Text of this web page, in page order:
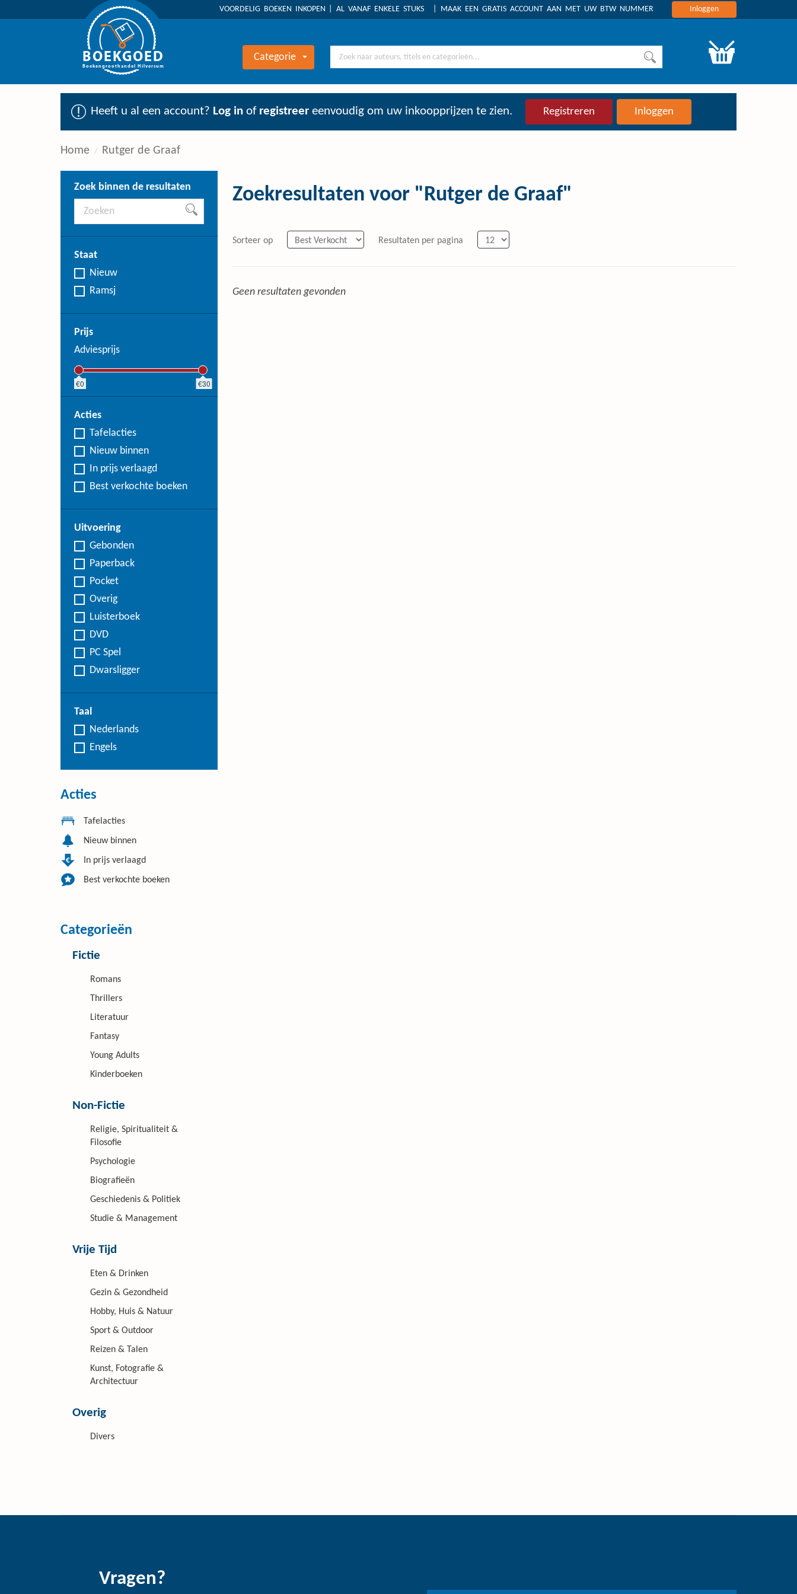
VOORDELIG BOEKEN INKOPEN AL VANAF ENKELE STUKS MAAK EEN GRATIS ACCOUNT AAN MET UW BTW NUMMER Inloggen
BOEKGOED
Boekengroothandel Hilversum
Categorie
Heeft u al een account? Log in of registreer eenvoudig om uw inkoopprijzen te zien. Registreren Inloggen
Home Rutger de Graaf
Zoek binnen de resultaten
Staat
Nieuw
Ramsj
Prijs
Adviesprijs
0 30
Acties
Tafelacties
Nieuw binnen
In prijs verlaagd
Best verkochte boeken
Uitvoering
Gebonden
Paperback
Pocket
Overig
Luisterboek
DVD
PC Spel
Dwarsligger
Taal
Nederlands
Engels
Acties
Tafelacties
Nieuw binnen
In prijs verlaagd
Best verkochte boeken
Categorieën
Fictie
Romans
Thrillers
Literatuur
Fantasy
Young Adults
Kinderboeken
Non-Fictie
Religie, Spiritualiteit &
Filosofie
Psychologie
Biografieën
Geschiedenis & Politiek
Studie & Management
Vrije Tijd
Eten & Drinken
Gezin & Gezondheid
Hobby, Huis & Natuur
Sport & Outdoor
Reizen & Talen
Kunst, Fotografie &
Architectuur
Overig
Divers
Zoekresultaten voor "Rutger de Graaf"
Sorteer op Resultaten per pagina
Geen resultaten gevonden
Vragen?